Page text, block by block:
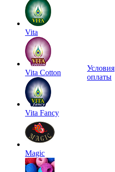
Vita
Vita Cotton
Vita Fancy
Magic
Условия
оплаты